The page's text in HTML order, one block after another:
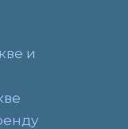
и